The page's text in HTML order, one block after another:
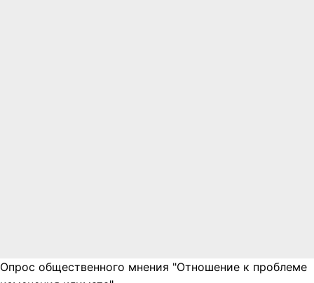
Опрос общественного мнения "Отношение к проблеме